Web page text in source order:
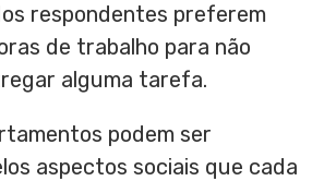
respondentes preferem
de trabalho para não
alguma tarefa.
podem ser
aspectos sociais que cada